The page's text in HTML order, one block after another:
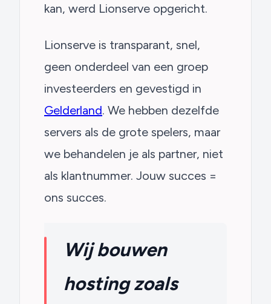
kan, werd Lionserve opgericht.
Lionserve is transparant, snel,
geen onderdeel van een groep
investeerders en gevestigd in
Gelderland. We hebben dezelfde
servers als de grote spelers, maar
we behandelen je als partner, niet
als klantnummer. Jouw succes =
ons succes.
Wij bouwen
hosting zoals